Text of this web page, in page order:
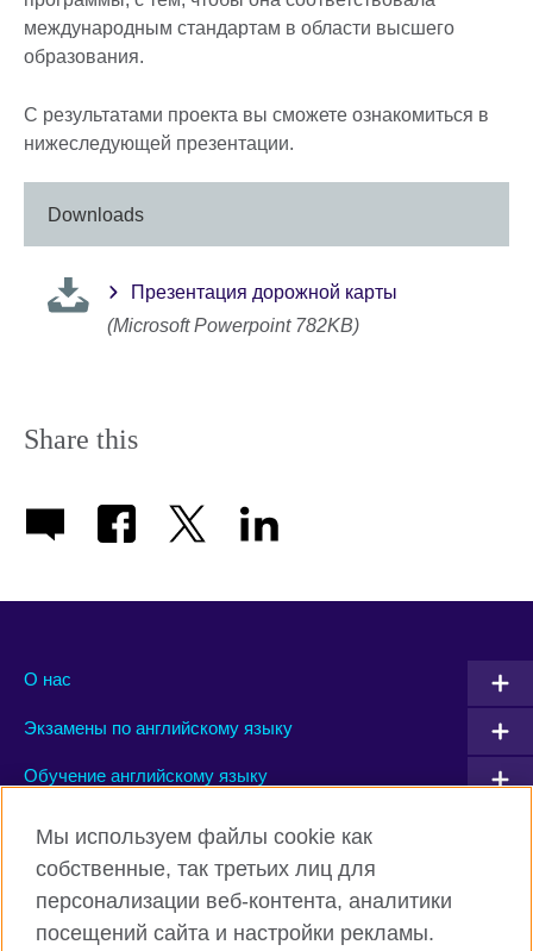
международным стандартам в области высшего
образования.
С результатами проекта вы сможете ознакомиться в
нижеследующей презентации.
Downloads
Презентация дорожной карты
(Microsoft Powerpoint 782KB)
Share this
О нас
Экзамены по английскому языку
Обучение английскому языку
Connect with us
Facebook Instagram
Мы используем файлы cookie как
собственные, так третьих лиц для
персонализации веб-контента, аналитики
посещений сайта и настройки рекламы.